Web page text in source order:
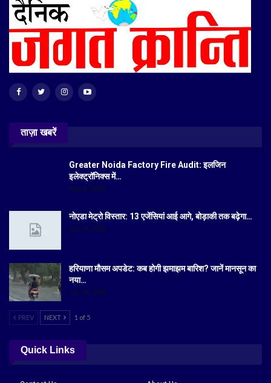
ताज़ा खबरें
Greater Noida Factory Fire Audit: इलजिन
इलेक्ट्रॉनिक्स में…
Aug 6, 2026
नोएडा मेट्रो विस्तार: 13 एजेंसियां आई आगे, बोड़ाकी तक बढ़ेगा…
Jul 19, 2026
हरियाणा मौसम अपडेट: कब होगी झमाझम बारिश? जानें मानसून का
नया…
Jul 18, 2026
PREV NEXT 1 of 5
Quick Links